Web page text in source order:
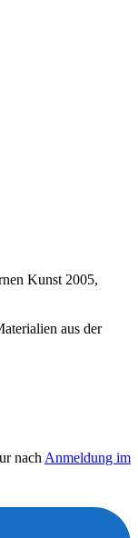
Kunst 2005,
aus der
nach Anmeldung im